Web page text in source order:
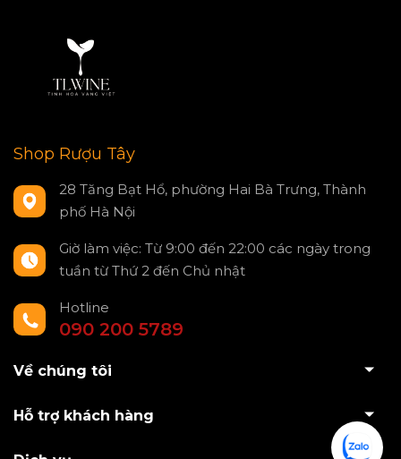
Shop Rượu Tây
28 Tăng Bạt Hổ, phường Hai Bà Trưng, Thành
phố Hà Nội
Giờ làm việc: Từ 9:00 đến 22:00 các ngày trong
tuần từ Thứ 2 đến Chủ nhật
Hotline
090 200 5789
Về chúng tôi
Hỗ trợ khách hàng